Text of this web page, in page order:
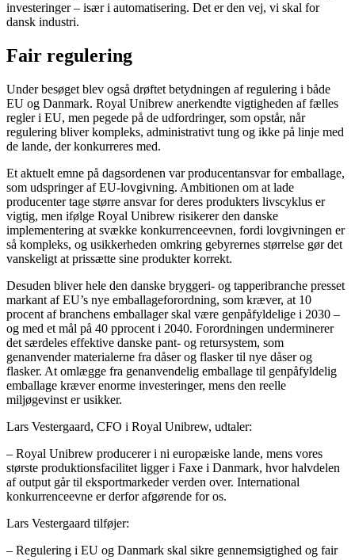
investeringer – især i automatisering. Det er den vej, vi skal for
dansk industri.
Fair regulering
Under besøget blev også drøftet betydningen af regulering i både
EU og Danmark. Royal Unibrew anerkendte vigtigheden af fælles
regler i EU, men pegede på de udfordringer, som opstår, når
regulering bliver kompleks, administrativt tung og ikke på linje med
de lande, der konkurreres med.
Et aktuelt emne på dagsordenen var producentansvar for emballage,
som udspringer af EU-lovgivning. Ambitionen om at lade
producenter tage større ansvar for deres produkters livscyklus er
vigtig, men ifølge Royal Unibrew risikerer den danske
implementering at svække konkurrenceevnen, fordi lovgivningen er
så kompleks, og usikkerheden omkring gebyrernes størrelse gør det
vanskeligt at prissætte sine produkter korrekt.
Desuden bliver hele den danske bryggeri- og tapperibranche presset
markant af EU’s nye emballageforordning, som kræver, at 10
procent af branchens emballager skal være genpåfyldelige i 2030 –
og med et mål på 40 pprocent i 2040. Forordningen underminerer
det særdeles effektive danske pant- og retursystem, som
genanvender materialerne fra dåser og flasker til nye dåser og
flasker. At omlægge fra genanvendelig emballage til genpåfyldelig
emballage kræver enorme investeringer, mens den reelle
miljøgevinst er usikker.
Lars Vestergaard, CFO i Royal Unibrew, udtaler:
– Royal Unibrew producerer i ni europæiske lande, mens vores
største produktionsfacilitet ligger i Faxe i Danmark, hvor halvdelen
af output går til eksportmarkeder verden over. International
konkurrenceevne er derfor afgørende for os.
Lars Vestergaard tilføjer:
– Regulering i EU og Danmark skal sikre gennemsigtighed og fair